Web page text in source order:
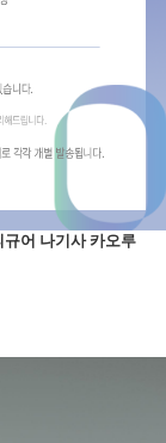
어 나기사 카오루